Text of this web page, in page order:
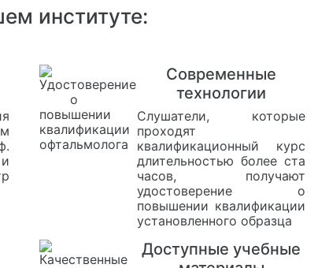
институте:
Современные
технологии
Слушатели, которые
проходят
квалификационный курс
длительностью более ста
часов, получают
удостоверение о
повышении квалификации
установленного образца
Доступные учебные